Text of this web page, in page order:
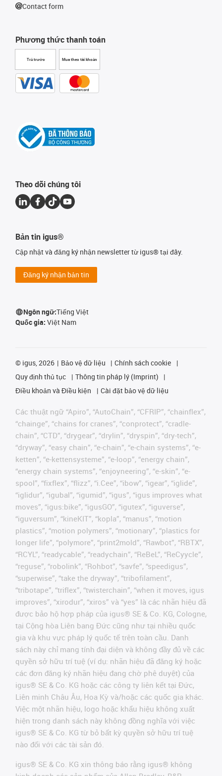
Phương thức thanh toán
Trả trước Mua theo tài khoản
Contact form
Theo dõi chúng tôi
Bản tin igus®
Cập nhật và đăng ký nhận newsletter từ igus® tại đây.
Đăng ký nhận bản tin
Ngôn ngữ:Tiếng Việt
Quốc gia: Việt Nam
© igus, 2026 Bảo vệ dữ liệu
Chính sách cookie
Quy định thủ tục
Thông tin pháp lý (Imprint)
Điều khoản và Điều kiện
Cài đặt bảo vệ dữ liệu
Các thuật ngữ “Apiro”, “AutoChain”, “CFRIP”, “chainflex”,
“chainge”, “chains for cranes”, “conprotect”, “cradle-
chain”, “CTD”, “drygear”, “drylin”, “dryspin”, “dry-tech”,
“dryway”, “easy chain”, “e-chain”, “e-chain systems”, “e-
ketten”, “e-kettensysteme”, “e-loop”, “energy chain”,
“energy chain systems”, “enjoyneering”, “e-skin”, “e-
spool”, “fixflex”, “flizz”, “i.Cee”, “ibow”, “igear”, “iglide”,
“iglidur”, “igubal”, “igumid”, “igus”, “igus improves what
moves”, “igus:bike”, “igusGO”, “igutex”, “iguverse”,
“iguversum”, “kineKIT”, “kopla”, “manus”, “motion
plastics”, “motion polymers”, “motionary”, “plastics for
longer life”, “polymore”, “print2mold”, “Rawbot”, “RBTX”,
“RCYL”, “readycable”, “readychain”, “ReBeL”, “ReCyycle”,
“reguse”, “robolink”, “Rohbot”, “savfe”, “speedigus”,
“superwise”, “take the dryway”, “tribofilament”,
“tribotape”, “triflex”, “twisterchain”, “when it moves, igus
improves”, “xirodur”, “xiros” và “yes” là các nhãn hiệu đã
được bảo hộ hợp pháp của igus® SE & Co. KG, Cologne,
tại Cộng hòa Liên bang Đức cũng như tại nhiều quốc
gia và khu vực pháp lý quốc tế trên toàn cầu. Danh
sách này chỉ mang tính đại diện và không đầy đủ về các
quyền sở hữu trí tuệ (ví dụ: nhãn hiệu đã đăng ký hoặc
các đơn đăng ký nhãn hiệu đang chờ phê duyệt) của
igus® SE & Co. KG hoặc các công ty liên kết tại Đức,
Liên minh Châu Âu, Hoa Kỳ và/hoặc các quốc gia khác.
Việc một nhãn hiệu, logo hoặc khẩu hiệu không xuất
hiện trong danh sách này không đồng nghĩa với việc
igus® SE & Co. KG từ bỏ bất kỳ quyền sở hữu trí tuệ
nào đối với các tài sản đó.
igus® SE & Co. KG xin thông báo rằng igus® không